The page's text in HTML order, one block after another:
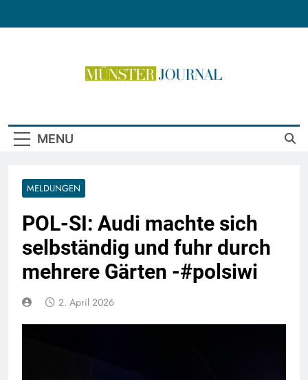
MENU
MELDUNGEN
POL-SI: Audi machte sich
selbständig und fuhr durch
mehrere Gärten -#polsiwi
2. April 2026